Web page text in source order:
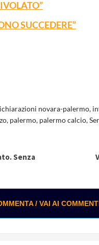
SUCCEDERE”
novara-palermo,
, palermo, palermo calcio,
Senza
/ VAI AI